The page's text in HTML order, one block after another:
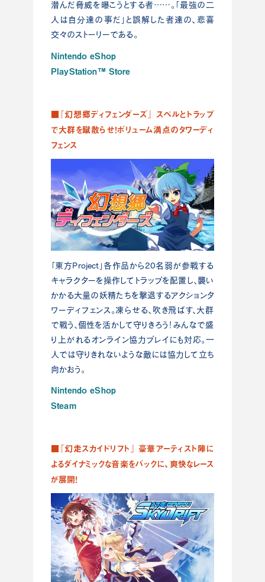
潜んだ脅威を曝こうとする者……。「最強の二
人は自分達の事だ」と誤解した者達の、悲喜
交々のストーリーである。
Nintendo eShop
PlayStation™ Store
■『幻想郷ディフェンダーズ』 スペルとトラップ
で大群を蹴散らせ！ボリューム満点のタワーディ
フェンス
「東方Project」各作品から20名弱が参戦する
キャラクターを操作してトラップを配置し、襲い
かかる大量の妖精たちを撃退するアクションタ
ワーディフェンス。凍らせる、吹き飛ばす、大群
で戦う、個性を活かして守りきろう！みんなで盛
り上がれるオンライン協力プレイにも対応。一
人では守りきれないような敵には協力して立ち
向かおう。
Nintendo eShop
Steam
■『幻走スカイドリフト』 豪華アーティスト陣に
よるダイナミックな音楽をバックに、爽快なレース
が展開！